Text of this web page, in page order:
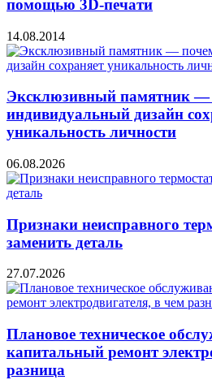
помощью 3D-печати
14.08.2014
Эксклюзивный памятник —
индивидуальный дизайн
уникальность личности
06.08.2026
Признаки неисправного
заменить деталь
27.07.2026
Плановое техническое
капитальный ремонт
разница